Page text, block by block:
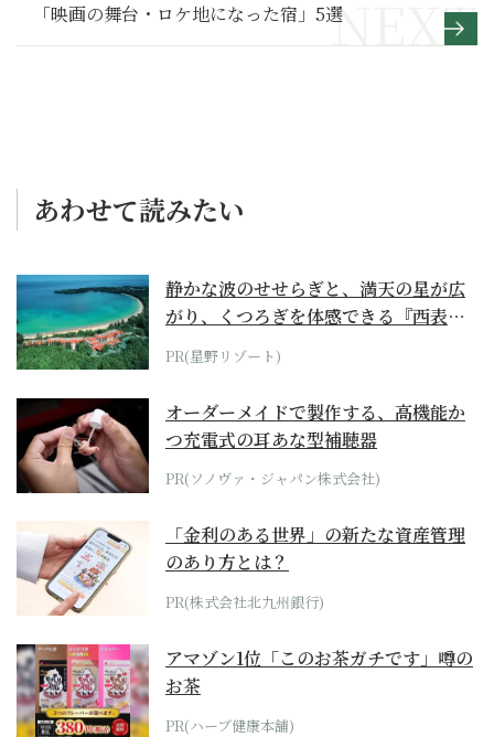
「映画の舞台・ロケ地になった宿」5選
あわせて読みたい
静かな波のせせらぎと、満天の星が広
がり、くつろぎを体感できる『西表島
ホテル by...
PR(星野リゾート)
オーダーメイドで製作する、高機能か
つ充電式の耳あな型補聴器
PR(ソノヴァ・ジャパン株式会社)
「金利のある世界」の新たな資産管理
のあり方とは？
PR(株式会社北九州銀行)
アマゾン1位「このお茶ガチです」噂の
お茶
PR(ハーブ健康本舗)